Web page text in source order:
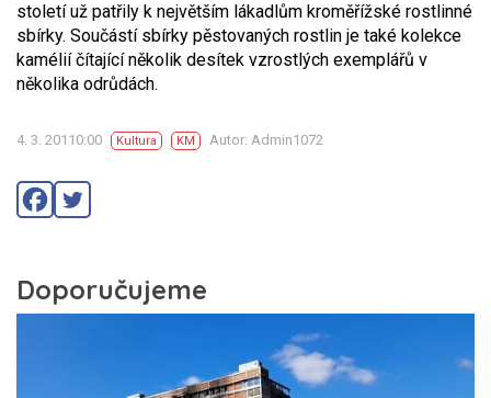
století už patřily k největším lákadlům kroměřížské rostlinné
sbírky. Součástí sbírky pěstovaných rostlin je také kolekce
kamélií čítající několik desítek vzrostlých exemplářů v
několika odrůdách.
4. 3. 20110:00 Kultura KM Autor: Admin1072